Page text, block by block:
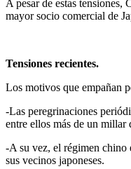
A pesar de estas
mayor socio comercial de
Tensiones recientes.
Los motivos que empañan
-Las peregrinaciones
entre ellos más de un millar
-A su vez, el régimen chino
sus vecinos japoneses.